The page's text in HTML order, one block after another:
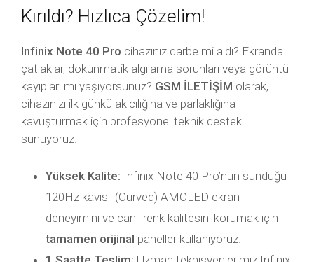
Kırıldı? Hızlıca Çözelim!
Infinix Note 40 Pro cihazınız darbe mi aldı? Ekranda
çatlaklar, dokunmatik algılama sorunları veya görüntü
kayıpları mı yaşıyorsunuz? GSM İLETİŞİM olarak,
cihazınızı ilk günkü akıcılığına ve parlaklığına
kavuşturmak için profesyonel teknik destek
sunuyoruz.
Yüksek Kalite: Infinix Note 40 Pro’nun sunduğu
120Hz kavisli (Curved) AMOLED ekran
deneyimini ve canlı renk kalitesini korumak için
tamamen orijinal paneller kullanıyoruz.